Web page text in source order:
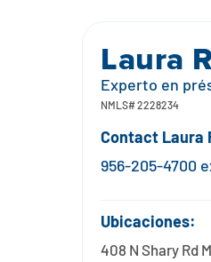
Laura
Experto en
NMLS#2228234
Contact Laura
956-205-4700
Ubicaciones:
408 N Shary Rd